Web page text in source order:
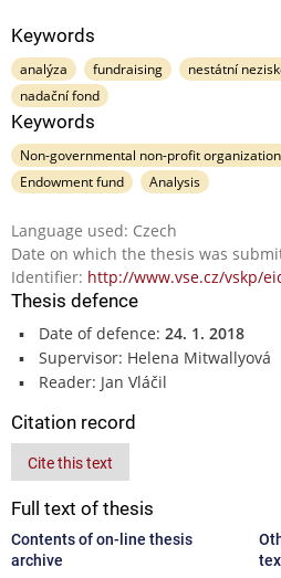
Keywords
analýza fundraising
nestátní
nadační fond
Keywords
Non-governmental non-profit organization
Endowment fund
Analysis
Language used: Czech
Date on which the thesis was
Identifier: http://www.vse.cz/vskp/
Thesis defence
Date of defence: 24. 1. 2018
Supervisor: Helena Mitwallyová
Reader: Jan Vláčil
Citation record
Cite this text
Full text of thesis
Contents of on-line thesis
archive